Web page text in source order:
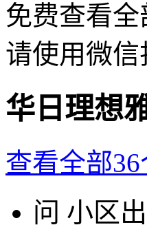
免费查看
请使用微信
华日理想
查看全部
问 小区